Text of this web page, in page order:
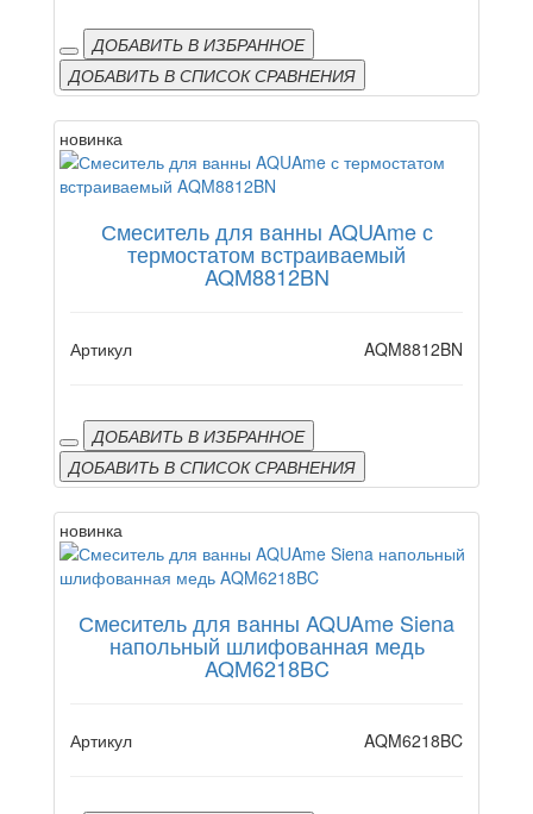
ДОБАВИТЬ В ИЗБРАННОЕ
ДОБАВИТЬ В СПИСОК СРАВНЕНИЯ
новинка
Смеситель для ванны AQUAme с
термостатом встраиваемый
AQM8812BN
Артикул AQM8812BN
ДОБАВИТЬ В ИЗБРАННОЕ
ДОБАВИТЬ В СПИСОК СРАВНЕНИЯ
новинка
Смеситель для ванны AQUAme Siena
напольный шлифованная медь
AQM6218BC
Артикул AQM6218BC